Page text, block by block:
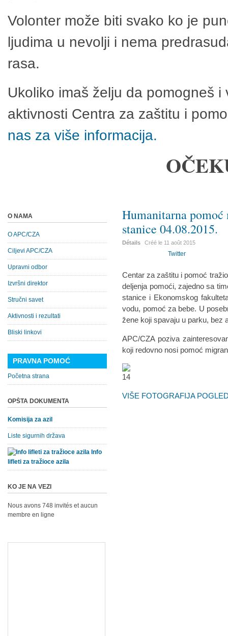
Volonter može biti svako ko je
ljudima u nevolji i nema
rasa.
Ukoliko imaš želju da pomogneš
aktivnosti Centra za zaštitu i
nas za više informacija.
Humanitarna
stanice 04.08.2015.
Détails Créé le 11 août 2015
Twitter
Centar za zaštitu i pomoć
deljenja pomoći, zajedno sa
stanice i Ekonomskog
vodu, pomoć za bebe. U
žene koji spavaju u parku, bez
APC/CZA poziva
koji redovno nosi pomoć
VIŠE FOTOGRAFIJA
O NAMA
O APC/CZA
Ciljevi APC/CZA
Upravni odbor
Izvršni direktor
Stručni savet
Aktivnosti i rezultati
Bliski linkovi
PRAVNA POMOĆ
Početna strana
OPŠTA DOKUMENTA
Komisija za azil
Liste sigurnih država
Info
lifleti za tražioce azila
KO JE NA VEZI
Nous avons 748 invités et aucun
membre en ligne